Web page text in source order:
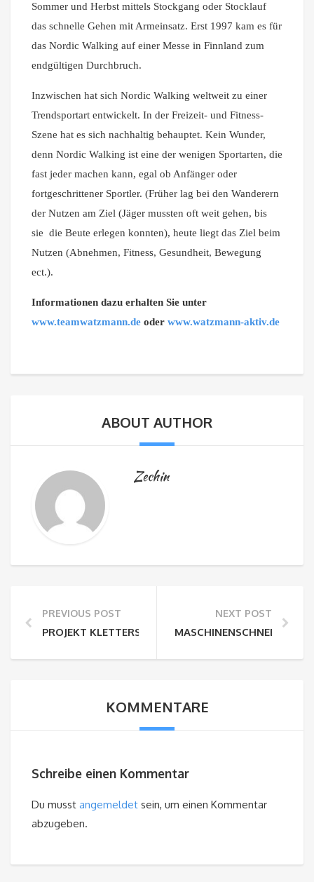
Sommer und Herbst mittels Stockgang oder Stocklauf
das schnelle Gehen mit Armeinsatz. Erst 1997 kam es für
das Nordic Walking auf einer Messe in Finnland zum
endgültigen Durchbruch.
Inzwischen hat sich Nordic Walking weltweit zu einer
Trendsportart entwickelt. In der Freizeit- und Fitness-
Szene hat es sich nachhaltig behauptet. Kein Wunder,
denn Nordic Walking ist eine der wenigen Sportarten, die
fast jeder machen kann, egal ob Anfänger oder
fortgeschrittener Sportler. (Früher lag bei den Wanderern
der Nutzen am Ziel (Jäger mussten oft weit gehen, bis
sie die Beute erlegen konnten), heute liegt das Ziel beim
Nutzen (Abnehmen, Fitness, Gesundheit, Bewegung
ect.).
Informationen dazu erhalten Sie unter
www.teamwatzmann.de oder www.watzmann-aktiv.de
ABOUT AUTHOR
Zechin
PREVIOUS POST
PROJEKT KLETTERSTEIG ALS TEAMEVENT
NEXT POST
MASCHINENSCHNEE IDE
KOMMENTARE
Schreibe einen Kommentar
Du musst angemeldet sein, um einen Kommentar
abzugeben.